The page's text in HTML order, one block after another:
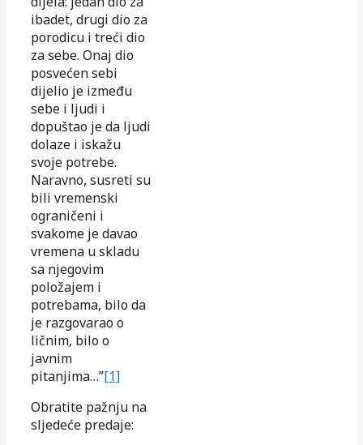
ibadet, drugi dio za
porodicu i treći dio
za sebe. Onaj dio
posvećen sebi
dijelio je između
sebe i ljudi i
dopuštao je da ljudi
dolaze i iskažu
svoje potrebe.
Naravno, susreti su
bili vremenski
ograničeni i
svakome je davao
vremena u skladu
sa njegovim
položajem i
potrebama, bilo da
je razgovarao o
ličnim, bilo o
javnim
pitanjima…”[1]
Obratite pažnju na
sljedeće predaje: